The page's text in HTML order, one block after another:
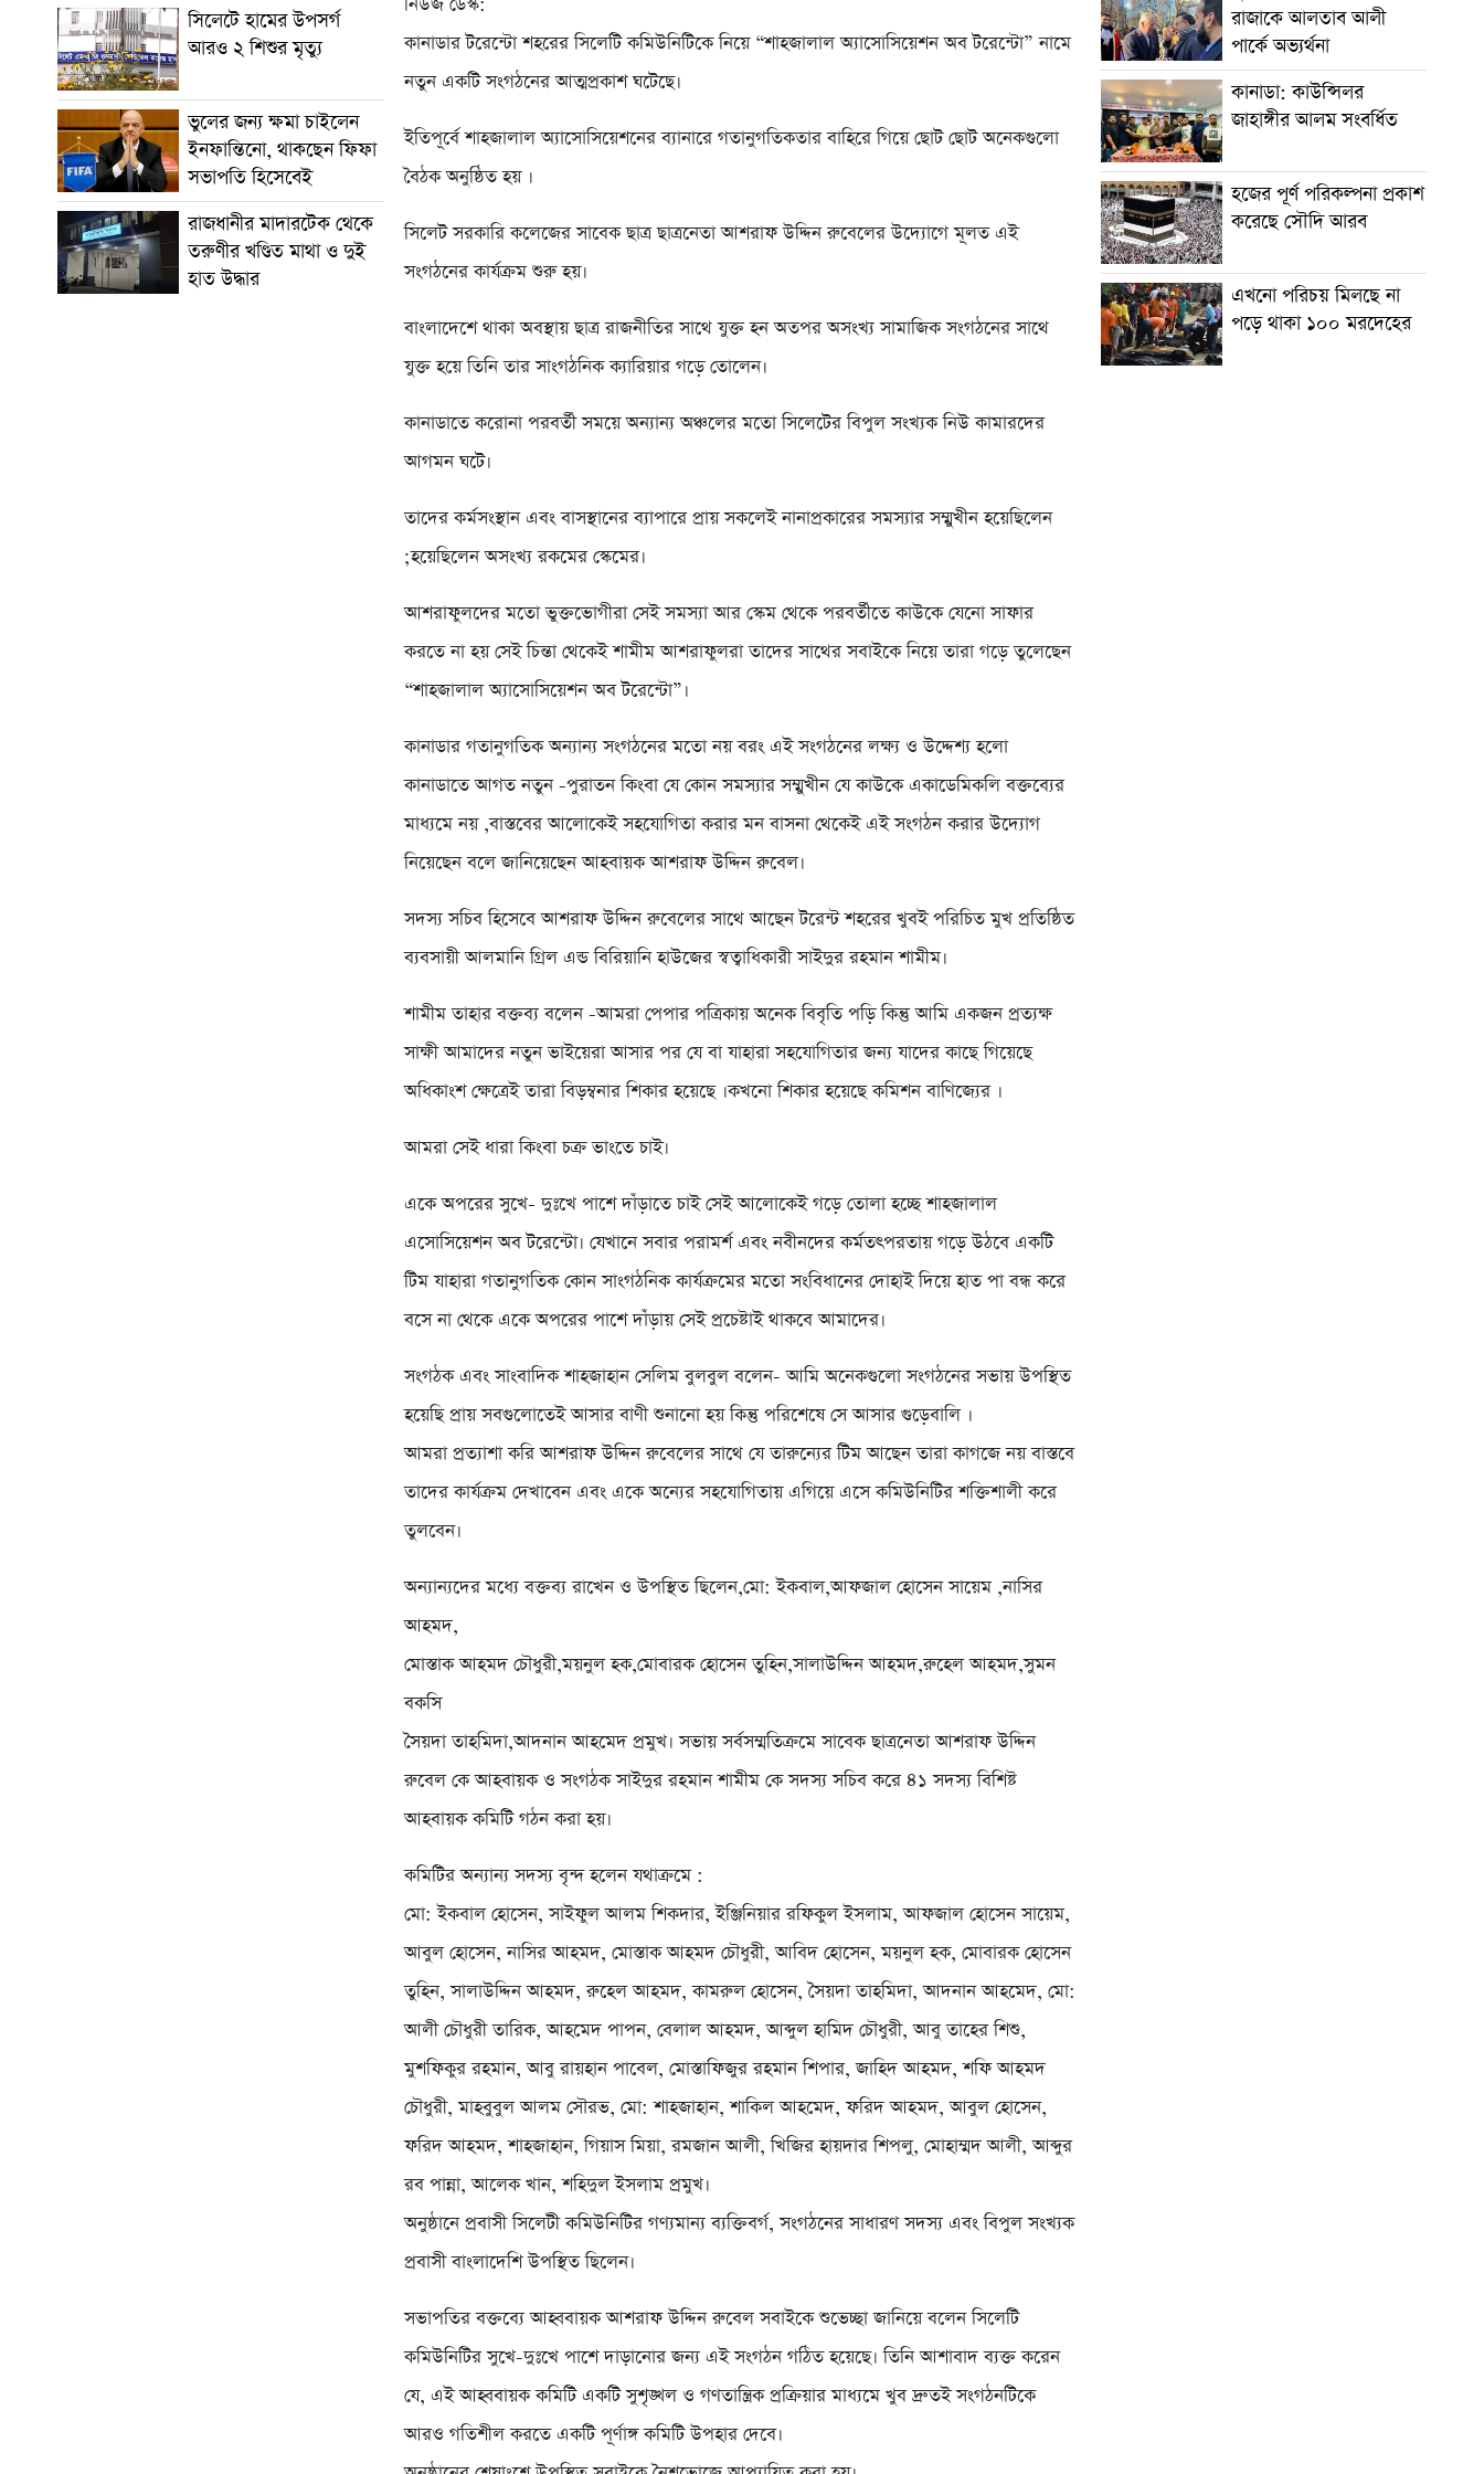
সিলেটে হামের উপসর্গ
আরও ২ শিশুর মৃত্যু
ভুলের জন্য ক্ষমা চাইলেন
ইনফান্তিনো, থাকছেন ফিফা
সভাপতি হিসেবেই
রাজধানীর মাদারটেক থেকে
তরুণীর খণ্ডিত মাথা ও দুই
হাত উদ্ধার
কানাডার টরেন্টো শহরের সিলেটি কমিউনিটিকে নিয়ে “শাহজালাল অ্যাসোসিয়েশন অব টরেন্টো” নামে
নতুন একটি সংগঠনের আত্মপ্রকাশ ঘটেছে।
ইতিপূর্বে শাহজালাল অ্যাসোসিয়েশনের ব্যানারে গতানুগতিকতার বাহিরে গিয়ে ছোট ছোট অনেকগুলো
বৈঠক অনুষ্ঠিত হয় ।
সিলেট সরকারি কলেজের সাবেক ছাত্র ছাত্রনেতা আশরাফ উদ্দিন রুবেলের উদ্যোগে মূলত এই
সংগঠনের কার্যক্রম শুরু হয়।
বাংলাদেশে থাকা অবস্থায় ছাত্র রাজনীতির সাথে যুক্ত হন অতপর অসংখ্য সামাজিক সংগঠনের সাথে
যুক্ত হয়ে তিনি তার সাংগঠনিক ক্যারিয়ার গড়ে তোলেন।
কানাডাতে করোনা পরবর্তী সময়ে অন্যান্য অঞ্চলের মতো সিলেটের বিপুল সংখ্যক নিউ কামারদের
আগমন ঘটে।
তাদের কর্মসংস্থান এবং বাসস্থানের ব্যাপারে প্রায় সকলেই নানাপ্রকারের সমস্যার সম্মুখীন হয়েছিলেন
;হয়েছিলেন অসংখ্য রকমের স্কেমের।
আশরাফুলদের মতো ভুক্তভোগীরা সেই সমস্যা আর স্কেম থেকে পরবর্তীতে কাউকে যেনো সাফার
করতে না হয় সেই চিন্তা থেকেই শামীম আশরাফুলরা তাদের সাথের সবাইকে নিয়ে তারা গড়ে তুলেছেন
“শাহজালাল অ্যাসোসিয়েশন অব টরেন্টো”।
কানাডার গতানুগতিক অন্যান্য সংগঠনের মতো নয় বরং এই সংগঠনের লক্ষ্য ও উদ্দেশ্য হলো
কানাডাতে আগত নতুন -পুরাতন কিংবা যে কোন সমস্যার সম্মুখীন যে কাউকে একাডেমিকলি বক্তব্যের
মাধ্যমে নয় ,বাস্তবের আলোকেই সহযোগিতা করার মন বাসনা থেকেই এই সংগঠন করার উদ্যোগ
নিয়েছেন বলে জানিয়েছেন আহবায়ক আশরাফ উদ্দিন রুবেল।
সদস্য সচিব হিসেবে আশরাফ উদ্দিন রুবেলের সাথে আছেন টরেন্ট শহরের খুবই পরিচিত মুখ প্রতিষ্ঠিত
ব্যবসায়ী আলমানি গ্রিল এন্ড বিরিয়ানি হাউজের স্বত্বাধিকারী সাইদুর রহমান শামীম।
শামীম তাহার বক্তব্য বলেন -আমরা পেপার পত্রিকায় অনেক বিবৃতি পড়ি কিন্তু আমি একজন প্রত্যক্ষ
সাক্ষী আমাদের নতুন ভাইয়েরা আসার পর যে বা যাহারা সহযোগিতার জন্য যাদের কাছে গিয়েছে
অধিকাংশ ক্ষেত্রেই তারা বিড়ম্বনার শিকার হয়েছে ।কখনো শিকার হয়েছে কমিশন বাণিজ্যের ।
আমরা সেই ধারা কিংবা চক্র ভাংতে চাই।
একে অপরের সুখে- দুঃখে পাশে দাঁড়াতে চাই সেই আলোকেই গড়ে তোলা হচ্ছে শাহজালাল
এসোসিয়েশন অব টরেন্টো। যেখানে সবার পরামর্শ এবং নবীনদের কর্মতৎপরতায় গড়ে উঠবে একটি
টিম যাহারা গতানুগতিক কোন সাংগঠনিক কার্যক্রমের মতো সংবিধানের দোহাই দিয়ে হাত পা বন্ধ করে
বসে না থেকে একে অপরের পাশে দাঁড়ায় সেই প্রচেষ্টাই থাকবে আমাদের।
সংগঠক এবং সাংবাদিক শাহজাহান সেলিম বুলবুল বলেন- আমি অনেকগুলো সংগঠনের সভায় উপস্থিত
হয়েছি প্রায় সবগুলোতেই আসার বাণী শুনানো হয় কিন্তু পরিশেষে সে আসার গুড়েবালি ।
আমরা প্রত্যাশা করি আশরাফ উদ্দিন রুবেলের সাথে যে তারুন্যের টিম আছেন তারা কাগজে নয় বাস্তবে
তাদের কার্যক্রম দেখাবেন এবং একে অন্যের সহযোগিতায় এগিয়ে এসে কমিউনিটির শক্তিশালী করে
তুলবেন।
অন্যান্যদের মধ্যে বক্তব্য রাখেন ও উপস্থিত ছিলেন,মো: ইকবাল,আফজাল হোসেন সায়েম ,নাসির
আহমদ,
মোস্তাক আহমদ চৌধুরী,ময়নুল হক,মোবারক হোসেন তুহিন,সালাউদ্দিন আহমদ,রুহেল আহমদ,সুমন
বকসি
সৈয়দা তাহমিদা,আদনান আহমেদ প্রমুখ। সভায় সর্বসম্মতিক্রমে সাবেক ছাত্রনেতা আশরাফ উদ্দিন
রুবেল কে আহবায়ক ও সংগঠক সাইদুর রহমান শামীম কে সদস্য সচিব করে ৪১ সদস্য বিশিষ্ট
আহবায়ক কমিটি গঠন করা হয়।
কমিটির অন্যান্য সদস্য বৃন্দ হলেন যথাক্রমে :
মো: ইকবাল হোসেন, সাইফুল আলম শিকদার, ইঞ্জিনিয়ার রফিকুল ইসলাম, আফজাল হোসেন সায়েম,
আবুল হোসেন, নাসির আহমদ, মোস্তাক আহমদ চৌধুরী, আবিদ হোসেন, ময়নুল হক, মোবারক হোসেন
তুহিন, সালাউদ্দিন আহমদ, রুহেল আহমদ, কামরুল হোসেন, সৈয়দা তাহমিদা, আদনান আহমেদ, মো:
আলী চৌধুরী তারিক, আহমেদ পাপন, বেলাল আহমদ, আব্দুল হামিদ চৌধুরী, আবু তাহের শিশু,
মুশফিকুর রহমান, আবু রায়হান পাবেল, মোস্তাফিজুর রহমান শিপার, জাহিদ আহমদ, শফি আহমদ
চৌধুরী, মাহবুবুল আলম সৌরভ, মো: শাহজাহান, শাকিল আহমেদ, ফরিদ আহমদ, আবুল হোসেন,
ফরিদ আহমদ, শাহজাহান, গিয়াস মিয়া, রমজান আলী, খিজির হায়দার শিপলু, মোহাম্মদ আলী, আব্দুর
রব পান্না, আলেক খান, শহিদুল ইসলাম প্রমুখ।
অনুষ্ঠানে প্রবাসী সিলেটী কমিউনিটির গণ্যমান্য ব্যক্তিবর্গ, সংগঠনের সাধারণ সদস্য এবং বিপুল সংখ্যক
প্রবাসী বাংলাদেশি উপস্থিত ছিলেন।
সভাপতির বক্তব্যে আহ্ববায়ক আশরাফ উদ্দিন রুবেল সবাইকে শুভেচ্ছা জানিয়ে বলেন সিলেটি
কমিউনিটির সুখে-দুঃখে পাশে দাড়ানোর জন্য এই সংগঠন গঠিত হয়েছে। তিনি আশাবাদ ব্যক্ত করেন
যে, এই আহ্ববায়ক কমিটি একটি সুশৃঙ্খল ও গণতান্ত্রিক প্রক্রিয়ার মাধ্যমে খুব দ্রুতই সংগঠনটিকে
আরও গতিশীল করতে একটি পূর্ণাঙ্গ কমিটি উপহার দেবে।
রাজাকে আলতাব আলী
পার্কে অভ্যর্থনা
কানাডা: কাউন্সিলর
জাহাঙ্গীর আলম সংবর্ধিত
হজের পূর্ণ পরিকল্পনা প্রকাশ
করেছে সৌদি আরব
এখনো পরিচয় মিলছে না
পড়ে থাকা ১০০ মরদেহের